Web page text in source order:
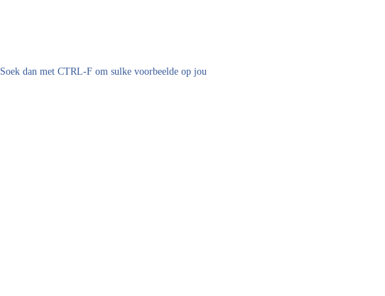
dan met CTRL-F om sulke voorbeelde op jou